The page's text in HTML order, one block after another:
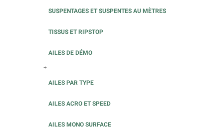
SUSPENTAGES ET SUSPENTES AU MÈTRES
TISSUS ET RIPSTOP
AILES DE DÉMO
+
AILES PAR TYPE
AILES ACRO ET SPEED
AILES MONO SURFACE